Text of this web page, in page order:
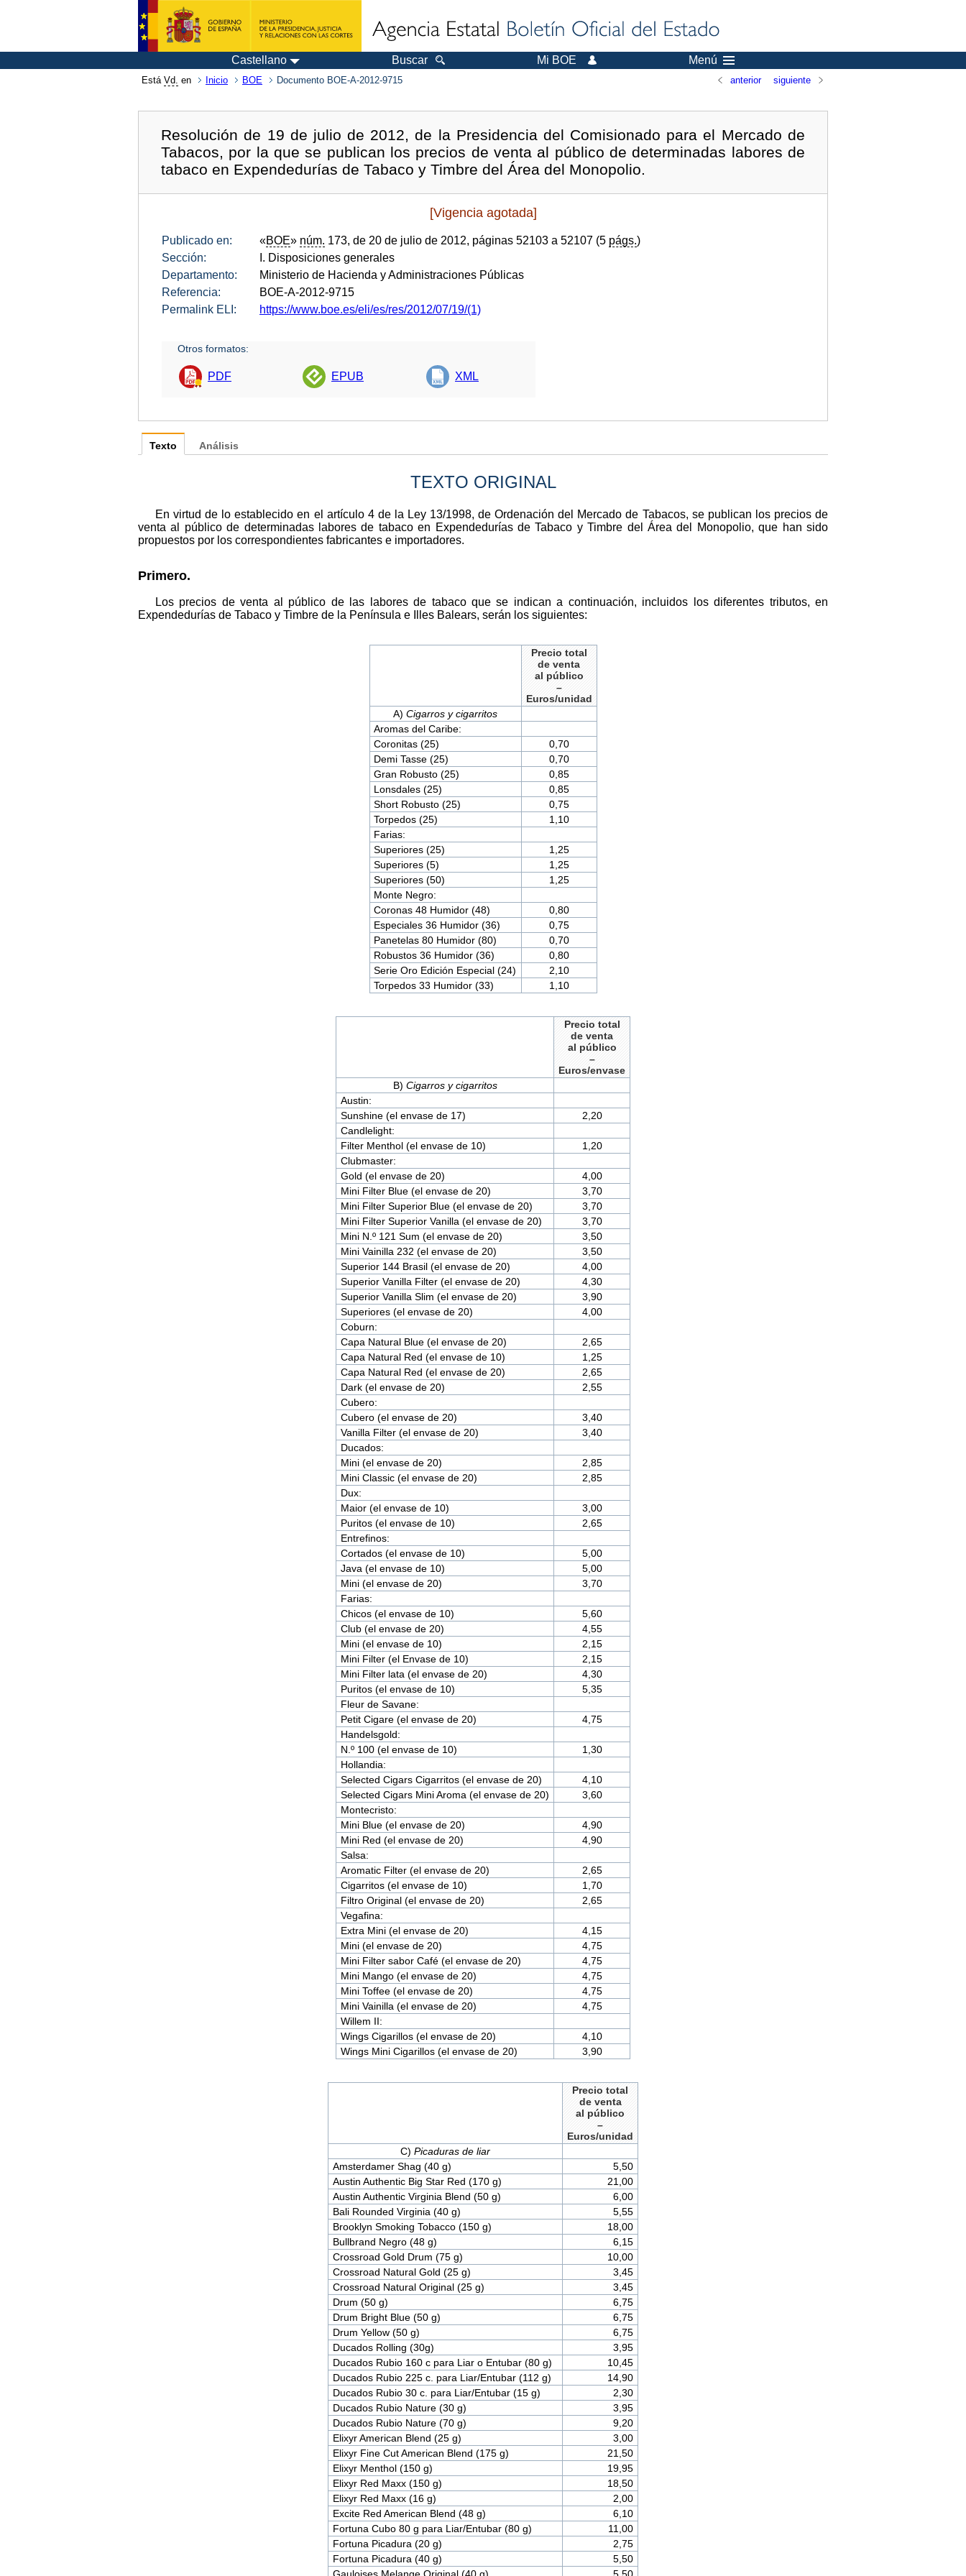
Castellano Buscar Mi BOE Menú
Está Vd. en Inicio BOE Documento BOE-A-2012-9715 anterior siguiente
Resolución de 19 de julio de 2012, de la Presidencia del Comisionado para el Mercado de
Tabacos, por la que se publican los precios de venta al público de determinadas labores de
tabaco en Expendedurías de Tabaco y Timbre del Área del Monopolio.
[Vigencia agotada]
Publicado en: «BOE» núm. 173, de 20 de julio de 2012, páginas 52103 a 52107 (5 págs.)
Sección:
I. Disposiciones generales
Departamento:
Ministerio de Hacienda y Administraciones Públicas
Referencia:
BOE-A-2012-9715
Permalink ELI:
https://www.boe.es/eli/es/res/2012/07/19/(1)
Otros formatos:
PDF EPUB XML
Texto
TEXTO ORIGINAL
En virtud de lo establecido en el artículo 4 de la Ley 13/1998, de Ordenación del Mercado de Tabacos, se publican los precios de
venta al público de determinadas labores de tabaco en Expendedurías de Tabaco y Timbre del Área del Monopolio, que han sido
propuestos por los correspondientes fabricantes e importadores.
Primero.
Los precios de venta al público de las labores de tabaco que se indican a continuación, incluidos los diferentes tributos, en
Expendedurías de Tabaco y Timbre de la Península e Illes Balears, serán los siguientes:
Precio total
de venta
al público
–
Euros/unidad
A) Cigarros y cigarritos
Aromas del Caribe:
Coronitas (25)
0,70
Demi Tasse (25)
0,70
Gran Robusto (25)
0,85
Lonsdales (25)
0,85
Short Robusto (25)
0,75
Torpedos (25)
1,10
Farias:
Superiores (25)
1,25
Superiores (5)
1,25
Superiores (50)
1,25
Monte Negro:
Coronas 48 Humidor (48)
0,80
Especiales 36 Humidor (36)
0,75
Panetelas 80 Humidor (80)
0,70
Robustos 36 Humidor (36)
0,80
Serie Oro Edición Especial (24)
2,10
Torpedos 33 Humidor (33)
1,10
Precio total
de venta
al público
–
Euros/envase
B) Cigarros y cigarritos
Austin:
Sunshine (el envase de 17)
2,20
Candlelight:
Filter Menthol (el envase de 10)
1,20
Clubmaster:
Gold (el envase de 20)
4,00
Mini Filter Blue (el envase de 20)
3,70
Mini Filter Superior Blue (el envase de 20)
3,70
Mini Filter Superior Vanilla (el envase de 20)
3,70
Mini N.º 121 Sum (el envase de 20)
3,50
Mini Vainilla 232 (el envase de 20)
3,50
Superior 144 Brasil (el envase de 20)
4,00
Superior Vanilla Filter (el envase de 20)
4,30
Superior Vanilla Slim (el envase de 20)
3,90
Superiores (el envase de 20)
4,00
Coburn:
Capa Natural Blue (el envase de 20)
2,65
Capa Natural Red (el envase de 10)
1,25
Capa Natural Red (el envase de 20)
2,65
Dark (el envase de 20)
2,55
Cubero:
Cubero (el envase de 20)
3,40
Vanilla Filter (el envase de 20)
3,40
Ducados:
Mini (el envase de 20)
2,85
Mini Classic (el envase de 20)
2,85
Dux:
Maior (el envase de 10)
3,00
Puritos (el envase de 10)
2,65
Entrefinos:
Cortados (el envase de 10)
5,00
Java (el envase de 10)
5,00
Mini (el envase de 20)
3,70
Farias:
Chicos (el envase de 10)
5,60
Club (el envase de 20)
4,55
Mini (el envase de 10)
2,15
Mini Filter (el Envase de 10)
2,15
Mini Filter lata (el envase de 20)
4,30
Puritos (el envase de 10)
5,35
Fleur de Savane:
Petit Cigare (el envase de 20)
4,75
Handelsgold:
N.º 100 (el envase de 10)
1,30
Hollandia:
Selected Cigars Cigarritos (el envase de 20)
4,10
Selected Cigars Mini Aroma (el envase de 20)
3,60
Montecristo:
Mini Blue (el envase de 20)
4,90
Mini Red (el envase de 20)
4,90
Salsa:
Aromatic Filter (el envase de 20)
2,65
Cigarritos (el envase de 10)
1,70
Filtro Original (el envase de 20)
2,65
Vegafina:
Extra Mini (el envase de 20)
4,15
Mini (el envase de 20)
4,75
Mini Filter sabor Café (el envase de 20)
4,75
Mini Mango (el envase de 20)
4,75
Mini Toffee (el envase de 20)
4,75
Mini Vainilla (el envase de 20)
4,75
Willem II:
Wings Cigarillos (el envase de 20)
4,10
Wings Mini Cigarillos (el envase de 20)
3,90
Precio total
de venta
al público
–
Euros/unidad
C) Picaduras de liar
Amsterdamer Shag (40 g)
5,50
Austin Authentic Big Star Red (170 g)
21,00
Austin Authentic Virginia Blend (50 g)
6,00
Bali Rounded Virginia (40 g)
5,55
Brooklyn Smoking Tobacco (150 g)
18,00
Bullbrand Negro (48 g)
6,15
Crossroad Gold Drum (75 g)
10,00
Crossroad Natural Gold (25 g)
3,45
Crossroad Natural Original (25 g)
3,45
Drum (50 g)
6,75
Drum Bright Blue (50 g)
6,75
Drum Yellow (50 g)
6,75
Ducados Rolling (30g)
3,95
Ducados Rubio 160 c para Liar o Entubar (80 g)
10,45
Ducados Rubio 225 c. para Liar/Entubar (112 g)
14,90
Ducados Rubio 30 c. para Liar/Entubar (15 g)
2,30
Ducados Rubio Nature (30 g)
3,95
Ducados Rubio Nature (70 g)
9,20
Elixyr American Blend (25 g)
3,00
Elixyr Fine Cut American Blend (175 g)
21,50
Elixyr Menthol (150 g)
19,95
Elixyr Red Maxx (150 g)
18,50
Elixyr Red Maxx (16 g)
2,00
Excite Red American Blend (48 g)
6,10
Fortuna Cubo 80 g para Liar/Entubar (80 g)
11,00
Fortuna Picadura (20 g)
2,75
Fortuna Picadura (40 g)
5,50
Gauloises Melange Original (40 g)
5,50
Análisis